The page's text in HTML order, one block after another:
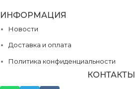
ИНФОРМАЦИЯ
Новости
Доставка и оплата
Политика конфиденциальности
КОНТАКТЫ